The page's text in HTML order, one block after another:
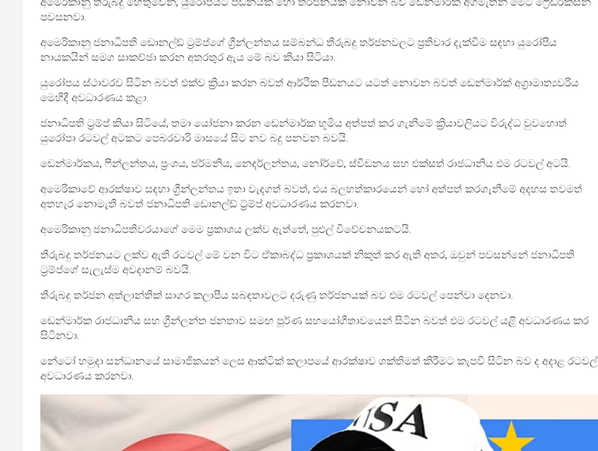
පවසනවා.
අමෙරිකානු ජනාධිපති ඩොනල්ඩ් ට්‍රම්ප්ගේ ග්‍රීන්ලන්තය සම්බන්ධ තීරුබදු තර්ජනවලට ප්‍රතිචාර දැක්වීම සඳහා යුරෝපීය
නායකයින් සමග සාකච්ඡා කරන අතරතුර ඇය මේ බව කියා සිටියා.
යුරෝපය ස්ථාවරව සිටින බවත් එක්ව ක්‍රියා කරන බවත් ආර්ථික පීඩනයට යටත් නොවන බවත් ඩෙන්මාර්ක් අග්‍රාමාත්‍යවරිය
මෙහිදී අවධාරණය කළා.
ජනාධිපති ට්‍රම්ප් කියා සිටියේ, තමා යෝජනා කරන ඩෙන්මාර්ක භූමිය අත්පත් කර ගැනීමේ ක්‍රියාවලියට විරුද්ධ වුවහොත්
යුරෝපා රටවල් අටකට පෙබරවාරි මාසයේ සිට නව බදු පනවන බවයි.
ඩෙන්මාර්කය, ෆින්ලන්තය, ප්‍රංශය, ජර්මනිය, නෙදර්ලන්තය, නෝර්වේ, ස්වීඩනය සහ එක්සත් රාජධානිය එම රටවල් අටයි.
අමෙරිකාවේ ආරක්ෂාව සඳහා ග්‍රීන්ලන්තය ඉතා වැදගත් බවත්, එය බලහත්කාරයෙන් හෝ අත්පත් කරගැනීමේ අදහස තවමත්
අතහැර නොමැති බවත් ජනාධිපති ඩොනල්ඩ් ට්‍ර්ම්ප් අවධාරණය කරනවා.
අමෙරිකානු ජනාධිපතිවරයාගේ මෙම ප්‍රකාශය ලක්ව ඇත්තේ, පුළුල් විවේචනයකටයි.
තීරුබදු තර්ජනයට ලක්ව ඇති රටවල් මේ වන විට ඒකාබද්ධ ප්‍රකාශයක් නිකුත් කර ඇති අතර, ඔවුන් පවසන්නේ ජනාධිපති
ට්‍රම්ප්ගේ සැලැස්ම අවදානම් බවයි.
තීරුබදු තර්ජන අත්ලාන්තික් සාගර කලාපීය සබඳතාවලට දරුණු තර්ජනයක් බව එම රටවල් පෙන්වා දෙනවා.
ඩෙන්මාර්ක රාජධානිය සහ ග්‍රීන්ලන්ත ජනතාව සමඟ පූර්ණ සහයෝගීතාවයෙන් සිටින බවත් එම රටවල් යළි අවධාරණය කර
සිටිනවා.
නේටෝ හමුදා සන්ධානයේ සාමාජිකයන් ලෙස ආක්ටික් කලාපයේ ආරක්ෂාව ශක්තිමත් කිරීමට කැපවී සිටින බව ද අදාළ රටවල්
අවධාරණය කරනවා.